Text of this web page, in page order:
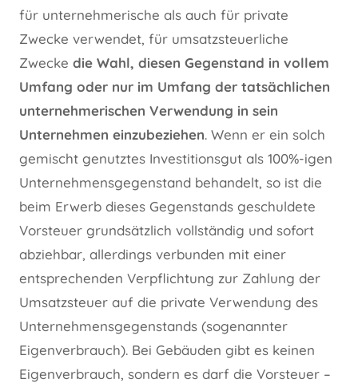
für unternehmerische als auch für private
Zwecke verwendet, für umsatzsteuerliche
Zwecke die Wahl, diesen Gegenstand in vollem
Umfang oder nur im Umfang der tatsächlichen
unternehmerischen Verwendung in sein
Unternehmen einzubeziehen. Wenn er ein solch
gemischt genutztes Investitionsgut als 100%-igen
Unternehmensgegenstand behandelt, so ist die
beim Erwerb dieses Gegenstands geschuldete
Vorsteuer grundsätzlich vollständig und sofort
abziehbar, allerdings verbunden mit einer
entsprechenden Verpflichtung zur Zahlung der
Umsatzsteuer auf die private Verwendung des
Unternehmensgegenstands (sogenannter
Eigenverbrauch). Bei Gebäuden gibt es keinen
Eigenverbrauch, sondern es darf die Vorsteuer –